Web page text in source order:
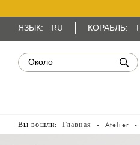
ЯЗЫК: RU КОРАБЛЬ:
Вы вошли: Главная Atelier